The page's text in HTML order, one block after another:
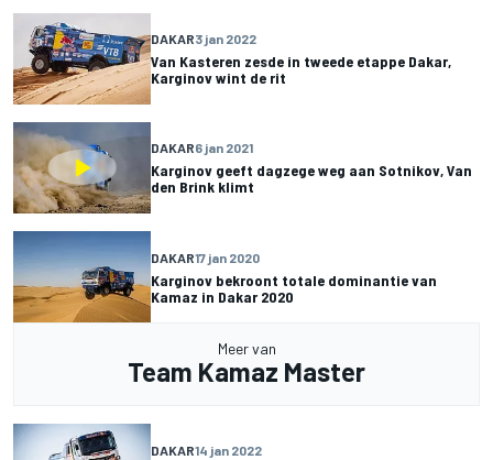
DAKAR3 jan 2022
Van Kasteren zesde in tweede etappe Dakar,
Karginov wint de rit
DAKAR6 jan 2021
Karginov geeft dagzege weg aan Sotnikov, Van
den Brink klimt
DAKAR17 jan 2020
Karginov bekroont totale dominantie van
Kamaz in Dakar 2020
Meer van
Team Kamaz Master
DAKAR14 jan 2022